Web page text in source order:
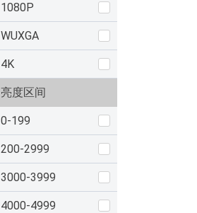
1080P
WUXGA
4K
亮度区间
0-199
200-2999
3000-3999
4000-4999